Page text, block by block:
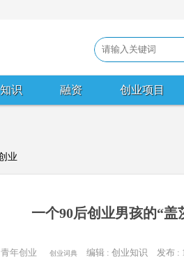
识 融资 创业项目
业
一个90后创业男孩的“盖
青年创业 创业词典 编辑 : 创业知识 发布 :